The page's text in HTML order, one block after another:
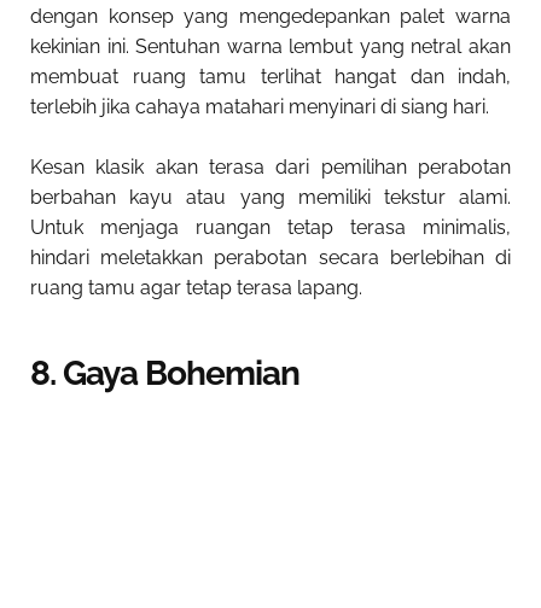
dengan konsep yang mengedepankan palet warna
kekinian ini. Sentuhan warna lembut yang netral akan
membuat ruang tamu terlihat hangat dan indah,
terlebih jika cahaya matahari menyinari di siang hari.
Kesan klasik akan terasa dari pemilihan perabotan
berbahan kayu atau yang memiliki tekstur alami.
Untuk menjaga ruangan tetap terasa minimalis,
hindari meletakkan perabotan secara berlebihan di
ruang tamu agar tetap terasa lapang.
8. Gaya Bohemian